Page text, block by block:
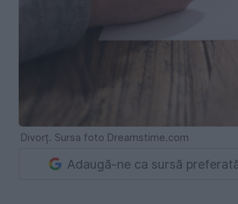
Divorț. Sursa foto Dreamstime.com
Adaugă-ne ca sursă